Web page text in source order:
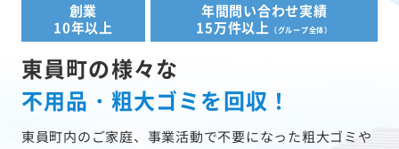
創業
10年以上
年間問い合わせ実績
15万件以上
（グループ全体）
東員町の様々な
不用品・粗大ゴミを回収！
東員町内のご家庭、事業活動で不要になった粗大ゴミや